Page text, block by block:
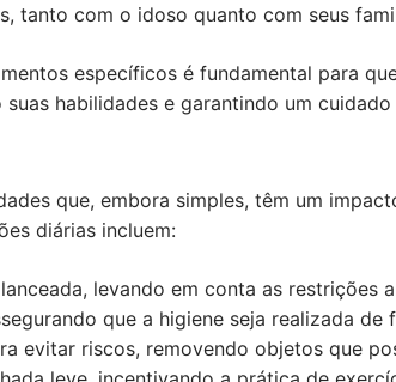
tanto com o idoso quanto com seus
específicos é fundamental para
habilidades e garantindo um
que, embora simples, têm um
diárias incluem:
levando em conta as restrições
que a higiene seja realizada de
evitar riscos, removendo objetos que